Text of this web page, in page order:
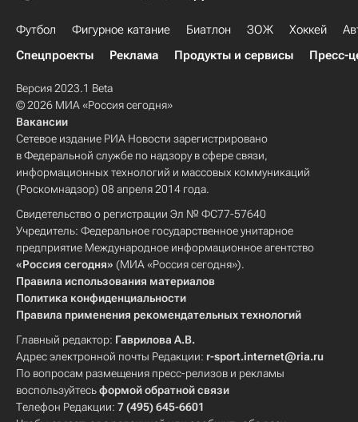
Футбол Фигурное катание Биатлон ЗОЖ Хоккей
Спецпроекты
Реклама Продукты и сервисы Пресс-
Версия 2023.1 Beta
© 2026 МИА «Россия сегодня»
Вакансии
Сетевое издание РИА Новости зарегистрировано
в Федеральной службе по надзору в сфере связи,
информационных технологий и массовых коммуникаций
(Роскомнадзор) 08 апреля 2014 года.
Свидетельство о регистрации Эл № ФС77-57640
Учредитель: Федеральное государственное унитарное
предприятие Международное информационное агентство
«Россия сегодня» (МИА «Россия сегодня»).
Правила использования материалов
Политика конфиденциальности
Правила применения рекомендательных технологий
Главный редактор: Гаврилова А.В.
Адрес электронной почты Редакции: r-sport.internet@ria.ru
По вопросам размещения пресс-релизов и рекламы
воспользуйтесьформой обратной связи
Телефон Редакции: 7 (495) 645-6601